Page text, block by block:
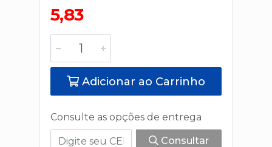
5,83
Adicionar ao Carrinho
Consulte as opções de entrega
Consultar